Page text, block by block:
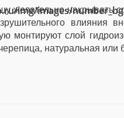
img/images/
желательно накрывать
влияния
монтируют слой
натуральная или